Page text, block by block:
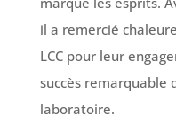
il a remercié
LCC pour leur
succès remarquable
laboratoire.